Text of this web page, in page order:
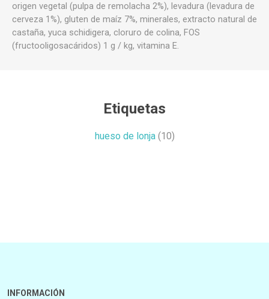
origen vegetal (pulpa de remolacha 2%), levadura (levadura de
cerveza 1%), gluten de maíz 7%, minerales, extracto natural de
castaña, yuca schidigera, cloruro de colina, FOS
(fructooligosacáridos) 1 g / kg, vitamina E.
Etiquetas
hueso de lonja (10)
INFORMACIÓN